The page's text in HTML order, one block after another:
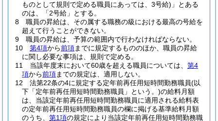
ものとして規則で定める職員にあっては、3号給) 」とある
のは、「2号給」とする。
8
職員の昇給は、その属する職務の級における最高の号給を
超えて行うことができない。
9
職員の昇給は、予算の範囲内で行わなければならない。
10
第4項から前項までに規定するもののほか、職員の昇給
に関し必要な事項は、規則で定める。
11
当該年度末において60歳を超える職員については、 第4
項から前項までの規定は、適用しない。
12
法第22条の4に規定する定年前再任用短時間勤務職員(以
下「定年前再任用短時間勤務職員」という。)の給料月額
は、当該定年前再任用短時間勤務職員に適用される給料表
の定年前再任用短時間勤務職員の欄に掲げる基準給料月額
のうち、 第1項の規定により当該定年前再任用短時間勤務職